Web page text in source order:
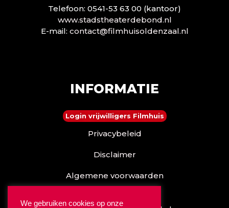
Telefoon: 0541-53 63 00 (kantoor)
www.stadstheaterdebond.nl
E-mail: contact@filmhuisoldenzaal.nl
INFORMATIE
Login vrijwilligers Filmhuis
Privacybeleid
Disclaimer
Algemene voorwaarden
We gebruiken cookies op onze